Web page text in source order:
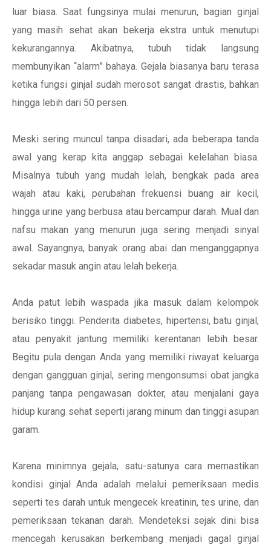
luar biasa. Saat fungsinya mulai menurun, bagian ginjal
yang masih sehat akan bekerja ekstra untuk menutupi
kekurangannya. Akibatnya, tubuh tidak langsung
membunyikan “alarm” bahaya. Gejala biasanya baru terasa
ketika fungsi ginjal sudah merosot sangat drastis, bahkan
hingga lebih dari 50 persen.
Meski sering muncul tanpa disadari, ada beberapa tanda
awal yang kerap kita anggap sebagai kelelahan biasa.
Misalnya tubuh yang mudah lelah, bengkak pada area
wajah atau kaki, perubahan frekuensi buang air kecil,
hingga urine yang berbusa atau bercampur darah. Mual dan
nafsu makan yang menurun juga sering menjadi sinyal
awal. Sayangnya, banyak orang abai dan menganggapnya
sekadar masuk angin atau lelah bekerja.
Anda patut lebih waspada jika masuk dalam kelompok
berisiko tinggi. Penderita diabetes, hipertensi, batu ginjal,
atau penyakit jantung memiliki kerentanan lebih besar.
Begitu pula dengan Anda yang memiliki riwayat keluarga
dengan gangguan ginjal, sering mengonsumsi obat jangka
panjang tanpa pengawasan dokter, atau menjalani gaya
hidup kurang sehat seperti jarang minum dan tinggi asupan
garam.
Karena minimnya gejala, satu-satunya cara memastikan
kondisi ginjal Anda adalah melalui pemeriksaan medis
seperti tes darah untuk mengecek kreatinin, tes urine, dan
pemeriksaan tekanan darah. Mendeteksi sejak dini bisa
mencegah kerusakan berkembang menjadi gagal ginjal